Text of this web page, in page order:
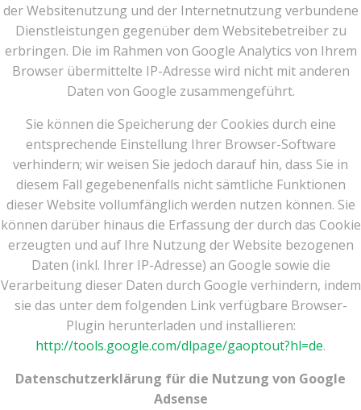
der Websitenutzung und der Internetnutzung verbundene
Dienstleistungen gegenüber dem Websitebetreiber zu
erbringen. Die im Rahmen von Google Analytics von Ihrem
Browser übermittelte IP-Adresse wird nicht mit anderen
Daten von Google zusammengeführt.
Sie können die Speicherung der Cookies durch eine
entsprechende Einstellung Ihrer Browser-Software
verhindern; wir weisen Sie jedoch darauf hin, dass Sie in
diesem Fall gegebenenfalls nicht sämtliche Funktionen
dieser Website vollumfänglich werden nutzen können. Sie
können darüber hinaus die Erfassung der durch das Cookie
erzeugten und auf Ihre Nutzung der Website bezogenen
Daten (inkl. Ihrer IP-Adresse) an Google sowie die
Verarbeitung dieser Daten durch Google verhindern, indem
sie das unter dem folgenden Link verfügbare Browser-
Plugin herunterladen und installieren:
http://tools.google.com/dlpage/gaoptout?hl=de.
Datenschutzerklärung für die Nutzung von Google
Adsense